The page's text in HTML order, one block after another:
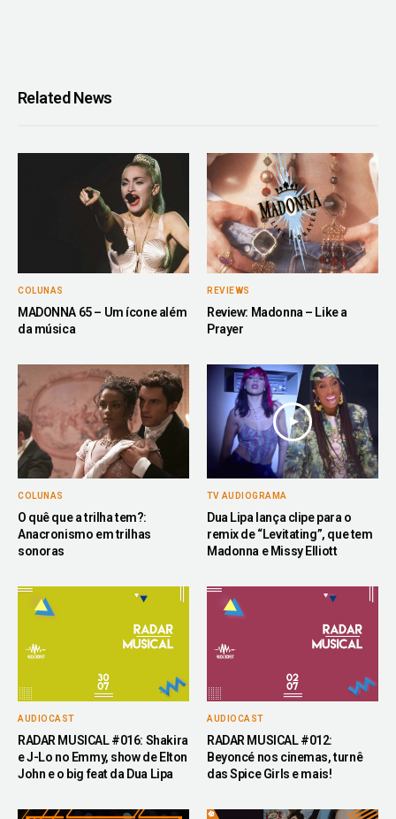
Related News
COLUNAS
MADONNA 65 – Um ícone além
da música
REVIEWS
Review: Madonna – Like a
Prayer
COLUNAS
O quê que a trilha tem?:
Anacronismo em trilhas
sonoras
TV AUDIOGRAMA
Dua Lipa lança clipe para o
remix de “Levitating”, que tem
Madonna e Missy Elliott
AUDIOCAST
RADAR MUSICAL #016: Shakira
e J-Lo no Emmy, show de Elton
John e o big feat da Dua Lipa
AUDIOCAST
RADAR MUSICAL #012:
Beyoncé nos cinemas, turnê
das Spice Girls e mais!